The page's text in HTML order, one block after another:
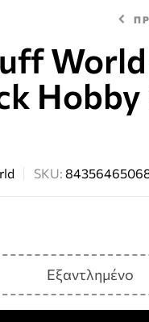
Hobby
SKU:
Εξαντλημένο